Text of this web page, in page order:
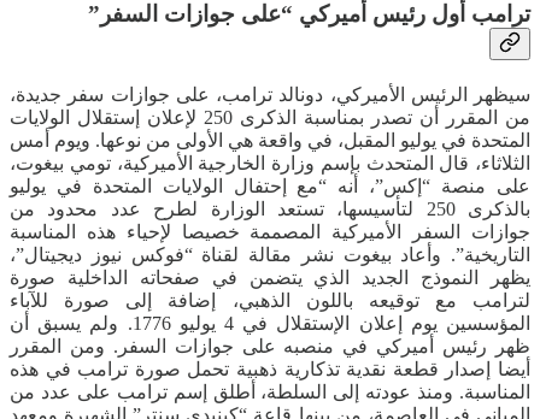
ترامب أول رئيس أميركي “على جوازات السفر”
سيظهر الرئيس الأميركي، دونالد ترامب، على جوازات سفر جديدة،
من المقرر أن تصدر بمناسبة الذكرى 250 لإعلان إستقلال الولايات
المتحدة في يوليو المقبل، في واقعة هي الأولى من نوعها. ويوم أمس
الثلاثاء، قال المتحدث بإسم وزارة الخارجية الأميركية، تومي بيغوت،
على منصة “إكس”، أنه “مع إحتفال الولايات المتحدة في يوليو
بالذكرى 250 لتأسيسها، تستعد الوزارة لطرح عدد محدود من
جوازات السفر الأميركية المصممة خصيصا لإحياء هذه المناسبة
التاريخية”. وأعاد بيغوت نشر مقالة لقناة “فوكس نيوز ديجيتال”،
يظهر النموذج الجديد الذي يتضمن في صفحاته الداخلية صورة
لترامب مع توقيعه باللون الذهبي، إضافة إلى صورة للآباء
المؤسسين يوم إعلان الإستقلال في 4 يوليو 1776. ولم يسبق أن
ظهر رئيس أميركي في منصبه على جوازات السفر. ومن المقرر
أيضا إصدار قطعة نقدية تذكارية ذهبية تحمل صورة ترامب في هذه
المناسبة. ومنذ عودته إلى السلطة، أطلق إسم ترامب على عدد من
المباني في العاصمة، من بينها قاعة “كينيدي سنتر” الشهيرة ومعهد